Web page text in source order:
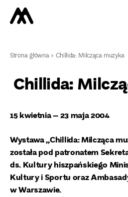
Strona główna>Chillida: Milcząca muzyka
Chillida:
15 kwietnia – 23 maja 2004
Wystawa „Chillida: Milcząca
została pod patronatem
ds. Kultury hiszpańskiego
Kultury i Sportu oraz
w Warszawie.